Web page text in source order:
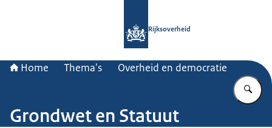
Rijksoverheid
Home Thema's Overheid en democratie
Grondwet en Statuut